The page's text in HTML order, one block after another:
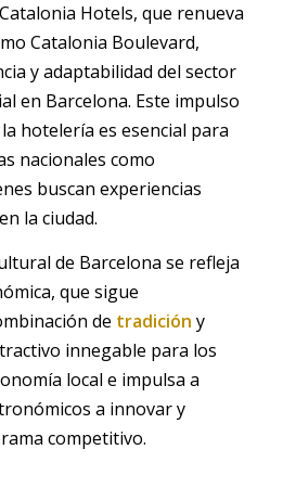
Hotels, que renueva
Catalonia Boulevard,
y adaptabilidad del sector
en Barcelona. Este impulso
hotelería es esencial para
nacionales como
buscan experiencias
la ciudad.
de Barcelona se refleja
que sigue
de tradición y
innegable para los
local e impulsa a
a innovar y
competitivo.